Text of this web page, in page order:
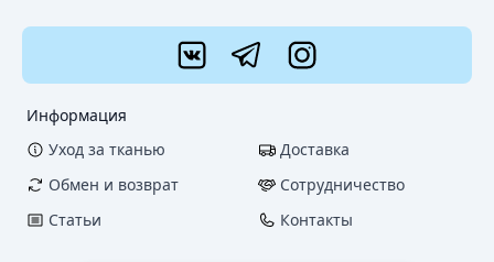
Информация
Уход за тканью
Доставка
Обмен и возврат
Сотрудничество
Статьи
Контакты